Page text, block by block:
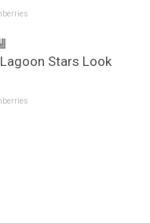
Stars Look